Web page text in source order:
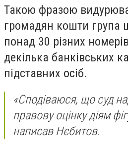
Такою фразою
громадян кошти група
понад 30 різних
декілька банківських
підставних осіб.
«Сподіваюся, що суд
правову оцінку діям
написав Нєбитов.